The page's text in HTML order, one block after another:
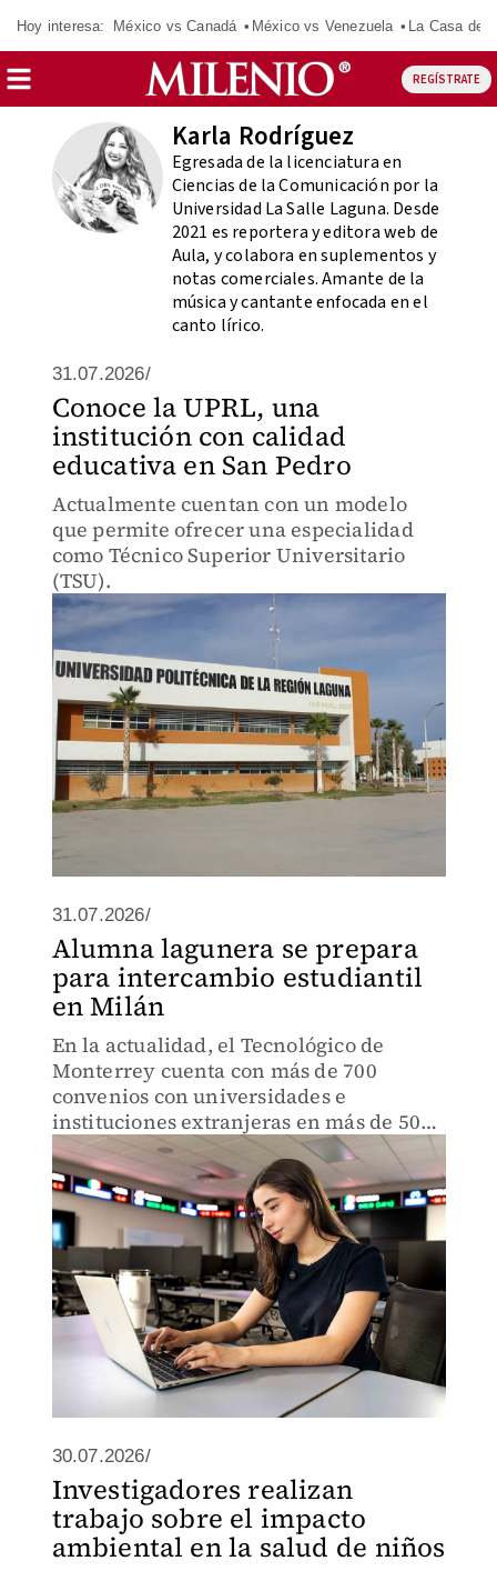
Hoy interesa: México vs Canadá México vs Venezuela La Casa de
REGÍSTRATE
Karla Rodríguez
Egresada de la licenciatura en
Ciencias de la Comunicación por la
Universidad La Salle Laguna. Desde
2021 es reportera y editora web de
Aula, y colabora en suplementos y
notas comerciales. Amante de la
música y cantante enfocada en el
canto lírico.
31.07.2026/
Conoce la UPRL, una
institución con calidad
educativa en San Pedro
Actualmente cuentan con un modelo
que permite ofrecer una especialidad
como Técnico Superior Universitario
(TSU).
31.07.2026/
Alumna lagunera se prepara
para intercambio estudiantil
en Milán
En la actualidad, el Tecnológico de
Monterrey cuenta con más de 700
convenios con universidades e
instituciones extranjeras en más de 50
países.
30.07.2026/
Investigadores realizan
trabajo sobre el impacto
ambiental en la salud de niños